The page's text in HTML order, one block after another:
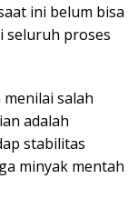
ini belum bisa
seluruh proses
salah
adalah
stabilitas
minyak mentah